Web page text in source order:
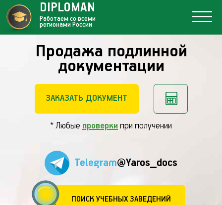
Продажа подлинной
документации
ЗАКАЗАТЬ ДОКУМЕНТ
* Любые проверки при получении
Telegram@Yaros_docs
ПОИСК УЧЕБНЫХ ЗАВЕДЕНИЙ
DIPLOMAN
Работаем со всеми
регионами России